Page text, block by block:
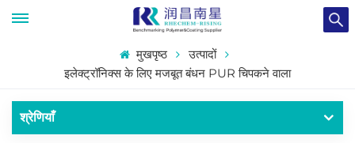
मुखपृष्ठ
उत्पादों
इलेक्ट्रॉनिक्स के लिए मजबूत बंधन PUR चिपकने वाला
श्रेणियाँ